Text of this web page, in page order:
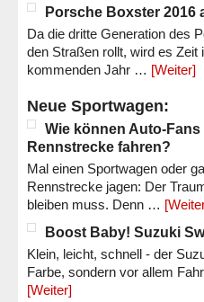
Porsche Boxster 2016
Da die dritte Generation des
den Straßen rollt, wird es Zeit
kommenden Jahr … [Weiter]
Neue Sportwagen:
Wie können Auto-
Rennstrecke fahren?
Mal einen Sportwagen oder
Rennstrecke jagen: Der
bleiben muss. Denn …
Boost Baby! Suzuki
Klein, leicht, schnell - der
Farbe, sondern vor allem
[Weiter]